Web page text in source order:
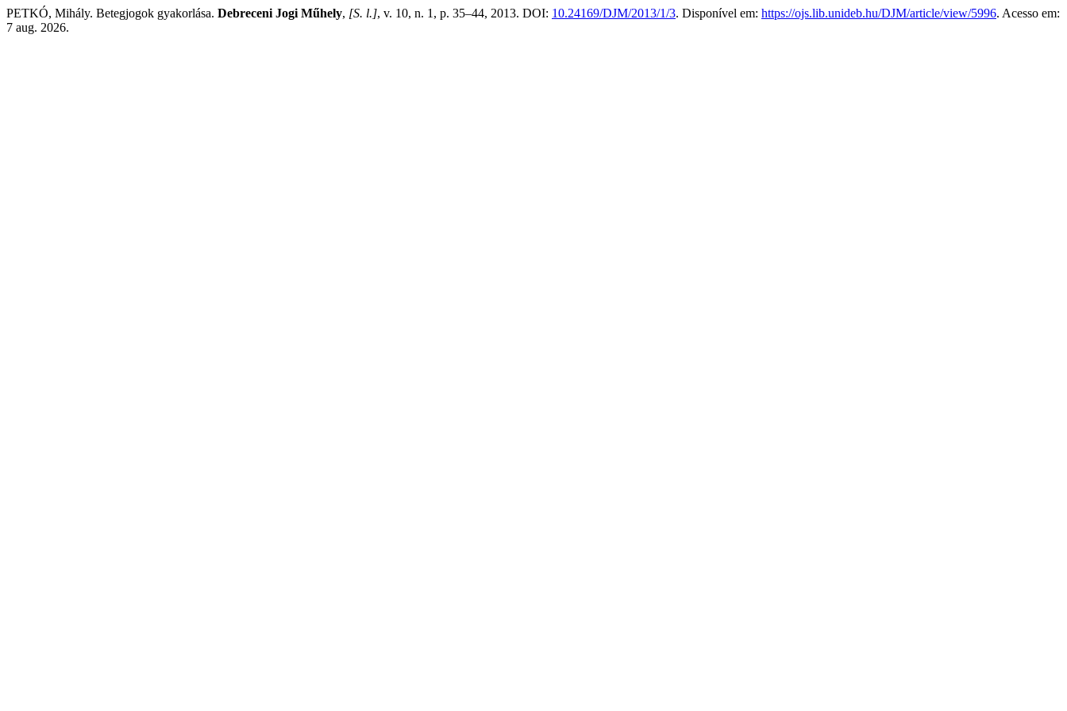
PETKÓ, Mihály. Betegjogok gyakorlása. Debreceni Jogi Műhely, [S. l.], v. 10, n. 1, p. 35–44, 2013. DOI: 10.24169/DJM/2013/1/3. Disponível em: https://ojs.lib.unideb.hu/DJM/article/view/5996. Acesso em:
7 aug. 2026.